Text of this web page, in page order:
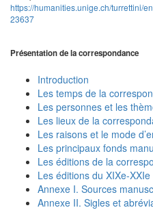
https://humanities.unige.ch/turrettini/
23637
Présentation de la correspondance
Introduction
Les temps de la
Les personnes et les
Les lieux de la
Les raisons et le mode
Les principaux fonds
Les éditions de la
Les éditions du XIXe-
Annexe I. Sources
Annexe II. Sigles et